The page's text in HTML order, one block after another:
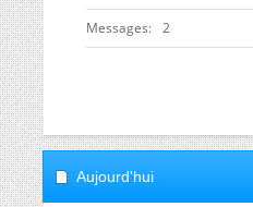
Messages 2
Aujourd'hui